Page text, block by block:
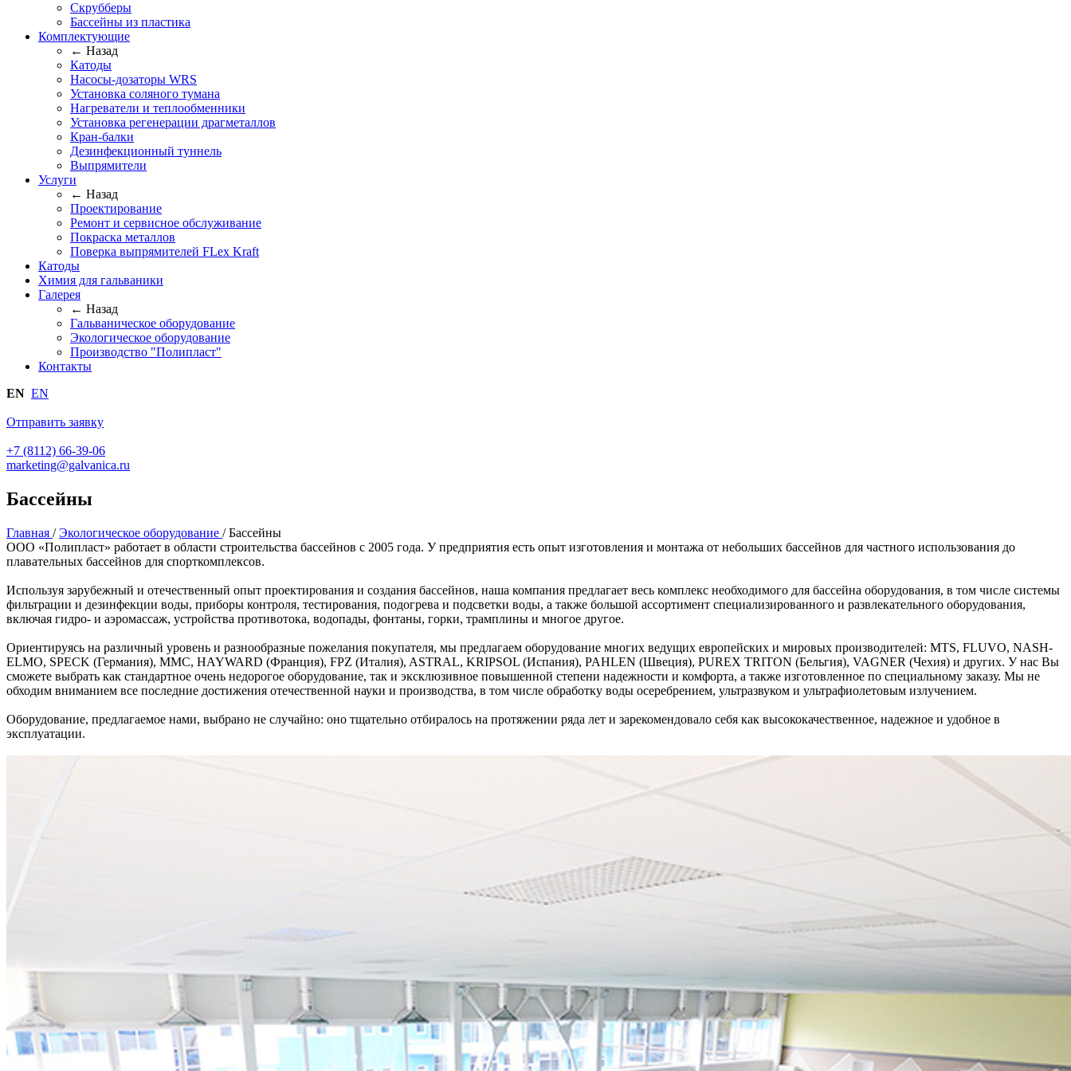
Скрубберы
Бассейны из пластика
Комплектующие
← Назад
Катоды
Насосы-дозаторы WRS
Установка соляного тумана
Нагреватели и теплообменники
Установка регенерации драгметаллов
Кран-балки
Дезинфекционный туннель
Выпрямители
Услуги
← Назад
Проектирование
Ремонт и сервисное обслуживание
Покраска металлов
Поверка выпрямителей FLex Kraft
Катоды
Химия для гальваники
Галерея
← Назад
Гальваническое оборудование
Экологическое оборудование
Производство "Полипласт"
Контакты
EN EN
Отправить заявку
+7 (8112) 66-39-06
marketing@galvanica.ru
Бассейны
Главная / Экологическое оборудование / Бассейны
ООО «Полипласт» работает в области строительства бассейнов с 2005 года. У предприятия есть опыт изготовления и монтажа от небольших бассейнов для частного использования до
плавательных бассейнов для спорткомплексов.
Используя зарубежный и отечественный опыт проектирования и создания бассейнов, наша компания предлагает весь комплекс необходимого для бассейна оборудования, в том числе системы
фильтрации и дезинфекции воды, приборы контроля, тестирования, подогрева и подсветки воды, а также большой ассортимент специализированного и развлекательного оборудования,
включая гидро- и аэромассаж, устройства противотока, водопады, фонтаны, горки, трамплины и многое другое.
Ориентируясь на различный уровень и разнообразные пожелания покупателя, мы предлагаем оборудование многих ведущих европейских и мировых производителей: MTS, FLUVO, NASH-
ELMO, SPECK (Германия), ММС, HAYWARD (Франция), FPZ (Италия), ASTRAL, KRIPSOL (Испания), PAHLEN (Швеция), PUREX TRITON (Бельгия), VAGNER (Чехия) и других. У нас Вы
сможете выбрать как стандартное очень недорогое оборудование, так и эксклюзивное повышенной степени надежности и комфорта, а также изготовленное по специальному заказу. Мы не
обходим вниманием все последние достижения отечественной науки и производства, в том числе обработку воды осеребрением, ультразвуком и ультрафиолетовым излучением.
Оборудование, предлагаемое нами, выбрано не случайно: оно тщательно отбиралось на протяжении ряда лет и зарекомендовало себя как высококачественное, надежное и удобное в
эксплуатации.